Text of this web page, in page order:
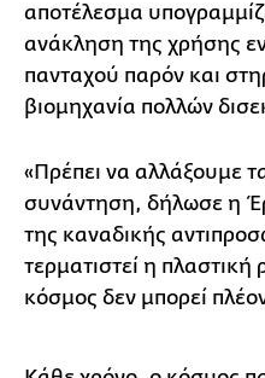
αποτέλεσμα
ανάκληση της χρήσης
πανταχού παρόν και
βιομηχανία πολλών
«Πρέπει να αλλάξουμε
συνάντηση, δήλωσε η
της καναδικής
τερματιστεί η
κόσμος δεν μπορεί